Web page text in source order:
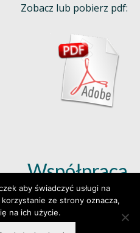
Zobacz lub pobierz pdf:
Współpraca
Dowiedz się więcej (klik)
aby świadczyć usługi na
ze strony oznacza,
na ich użycie.